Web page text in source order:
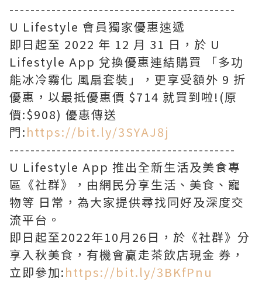
-------------------------------------------
U Lifestyle 會員獨家優惠速遞
即日起至 2022 年 12 月 31 日，於 U
Lifestyle App 兌換優惠連結購買 「多功
能冰冷霧化 風扇套裝」，更享受額外 9 折
優惠，以最抵優惠價 $714 就買到啦!(原
價:$908) 優惠傳送
門:https://bit.ly/3SYAJ8j
-------------------------------------------
U Lifestyle App 推出全新生活及美食專
區《社群》，由網民分享生活、美食、寵
物等 日常，為大家提供尋找同好及深度交
流平台。
即日起至2022年10月26日，於《社群》分
享入秋美食，有機會贏走茶飲店現金 券，
立即參加:https://bit.ly/3BKfPnu